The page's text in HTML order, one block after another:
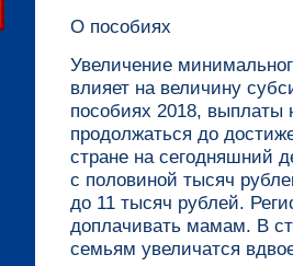
О пособиях
Увеличение
влияет на величину
пособиях 2018, выплаты
продолжаться до
стране на сегодняшний
с половиной тысяч
до 11 тысяч рублей.
доплачивать мамам. В
семьям увеличатся